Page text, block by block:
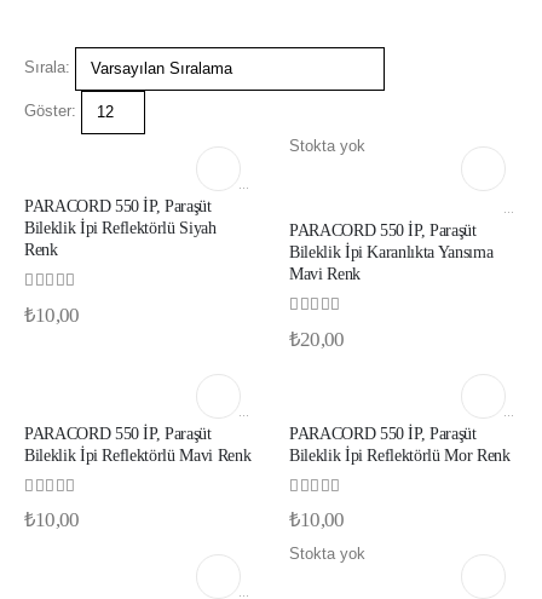
Sırala:
Göster:
4 MM PARACORD BILEKLIK İP REFREKTÖRLÜ RENKLER
PARACORD 550 İP, Paraşüt
Bileklik İpi Reflektörlü Siyah
Renk
0
₺10,00
Stokta yok
4 MM PARACORD BILEKLIK İP REFREKTÖRLÜ RENKLER
PARACORD 550 İP, Paraşüt
Bileklik İpi Karanlıkta Yansıma
Mavi Renk
0
₺20,00
PARACORD 550 İP, Paraşüt
Bileklik İpi Reflektörlü Mavi Renk
0 out of 5
₺10,00
PARACORD 550 İP, Paraşüt
Bileklik İpi Reflektörlü Mor Renk
0 out of 5
₺10,00
4 MM PARACORD BILEKLIK İP REFREKTÖRLÜ RENKLER
Stokta yok